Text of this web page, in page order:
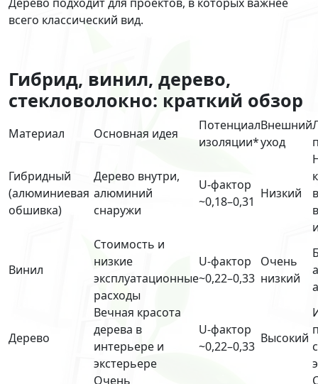
всего классический вид.
Гибрид, винил, дерево,
стекловолокно: краткий обзор
Материал Основная идея
Потенциал
изоляции*
Внешний
уход
Гибридный
(алюминиевая
обшивка)
Дерево внутри,
алюминий
снаружи
U-фактор
~0,18–0,31
Низкий
Винил
Стоимость и
низкие
эксплуатационные
расходы
U-фактор
~0,22–0,33
Очень
низкий
Дерево
Вечная красота
дерева в
интерьере и
экстерьере
U-фактор
~0,22–0,33
Высокий
Очень